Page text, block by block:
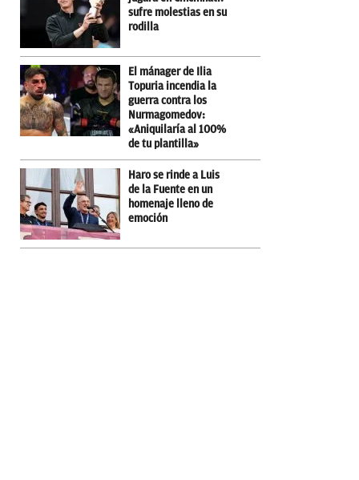
sufre molestias en su
rodilla
El mánager de Ilia
Topuria incendia la
guerra contra los
Nurmagomedov:
«Aniquilaría al 100%
de tu plantilla»
Haro se rinde a Luis
de la Fuente en un
homenaje lleno de
emoción